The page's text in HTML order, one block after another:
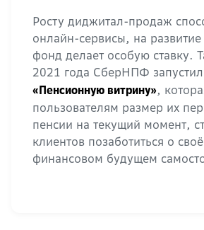
Росту диджитал-продаж
онлайн-сервисы, на
фонд делает особую ставку.
2021 года СберНПФ запустил
«Пенсионную витрину»,
пользователям размер их
пенсии на текущий момент,
клиентов позаботиться о
финансовом будущем